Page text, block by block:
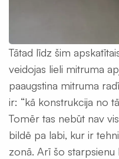
Tātad līdz šim
veidojas lieli mitruma
paaugstina mitruma
ir: “kā konstrukcija no
Tomēr tas nebūt nav
bildē pa labi, kur ir
zonā. Arī šo starpsienu
Decentralizēta
rekuperācija
Kondicionieri
un
siltumsūkņi
Būvniecības
materiāli